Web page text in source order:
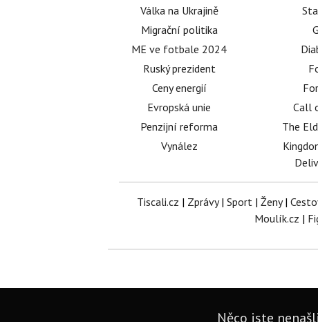
Válka na Ukrajině
Migrační politika
ME ve fotbale 2024
Ruský prezident
Ceny energií
Evropská unie
Penzijní reforma
Vynález
Call
The
Tiscali.cz | Zprávy| Sport| Ženy|
Moulík.cz |
Něco jste